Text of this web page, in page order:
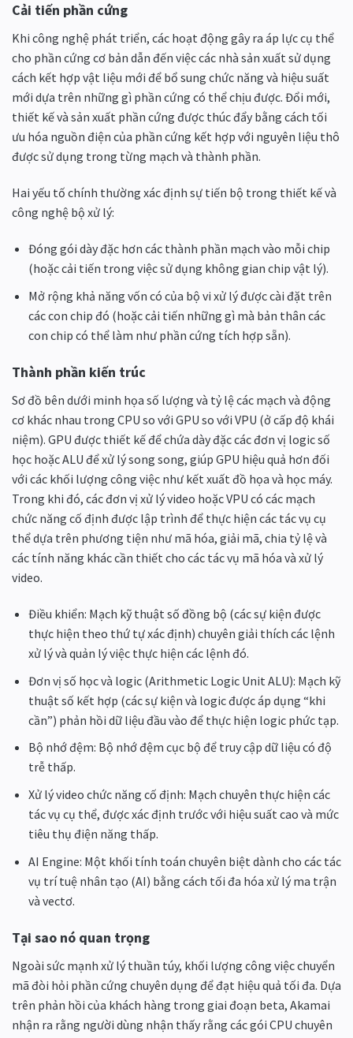
Cải tiến phần cứng
Khi công nghệ phát triển, các hoạt động gây ra áp lực cụ thể
cho phần cứng cơ bản dẫn đến việc các nhà sản xuất sử dụng
cách kết hợp vật liệu mới để bổ sung chức năng và hiệu suất
mới dựa trên những gì phần cứng có thể chịu được. Đổi mới,
thiết kế và sản xuất phần cứng được thúc đẩy bằng cách tối
ưu hóa nguồn điện của phần cứng kết hợp với nguyên liệu thô
được sử dụng trong từng mạch và thành phần.
Hai yếu tố chính thường xác định sự tiến bộ trong thiết kế và
công nghệ bộ xử lý:
Đóng gói dày đặc hơn các thành phần mạch vào mỗi chip
(hoặc cải tiến trong việc sử dụng không gian chip vật lý).
Mở rộng khả năng vốn có của bộ vi xử lý được cài đặt trên
các con chip đó (hoặc cải tiến những gì mà bản thân các
con chip có thể làm như phần cứng tích hợp sẵn).
Thành phần kiến ​​trúc
Sơ đồ bên dưới minh họa số lượng và tỷ lệ các mạch và động
cơ khác nhau trong CPU so với GPU so với VPU (ở cấp độ khái
niệm). GPU được thiết kế để chứa dày đặc các đơn vị logic số
học hoặc ALU để xử lý song song, giúp GPU hiệu quả hơn đối
với các khối lượng công việc như kết xuất đồ họa và học máy.
Trong khi đó, các đơn vị xử lý video hoặc VPU có các mạch
chức năng cố định được lập trình để thực hiện các tác vụ cụ
thể dựa trên phương tiện như mã hóa, giải mã, chia tỷ lệ và
các tính năng khác cần thiết cho các tác vụ mã hóa và xử lý
video.
Điều khiển: Mạch kỹ thuật số đồng bộ (các sự kiện được
thực hiện theo thứ tự xác định) chuyên giải thích các lệnh
xử lý và quản lý việc thực hiện các lệnh đó.
Đơn vị số học và logic (Arithmetic Logic Unit ALU): Mạch kỹ
thuật số kết hợp (các sự kiện và logic được áp dụng “khi
cần”) phản hồi dữ liệu đầu vào để thực hiện logic phức tạp.
Bộ nhớ đệm: Bộ nhớ đệm cục bộ để truy cập dữ liệu có độ
trễ thấp.
Xử lý video chức năng cố định: Mạch chuyên thực hiện các
tác vụ cụ thể, được xác định trước với hiệu suất cao và mức
tiêu thụ điện năng thấp.
AI Engine: Một khối tính toán chuyên biệt dành cho các tác
vụ trí tuệ nhân tạo (AI) bằng cách tối đa hóa xử lý ma trận
và vectơ.
Tại sao nó quan trọng
Ngoài sức mạnh xử lý thuần túy, khối lượng công việc chuyển
mã đòi hỏi phần cứng chuyên dụng để đạt hiệu quả tối đa. Dựa
trên phản hồi của khách hàng trong giai đoạn beta, Akamai
nhận ra rằng người dùng nhận thấy rằng các gói CPU chuyên